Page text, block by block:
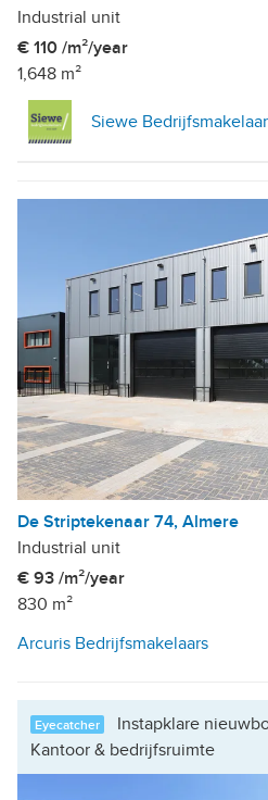
Industrial unit
€ 110 /m²/year
1,648 m²
Siewe
De Striptekenaar 74, Almere
Industrial unit
€ 93 /m²/year
830 m²
Arcuris Bedrijfsmakelaars
Eyecatcher
Instapklare
Kantoor & bedrijfsruimte